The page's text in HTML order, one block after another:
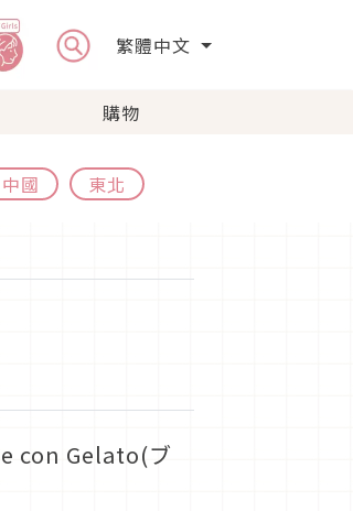
繁體中文
購物
中國 東北
con Gelato(ブ